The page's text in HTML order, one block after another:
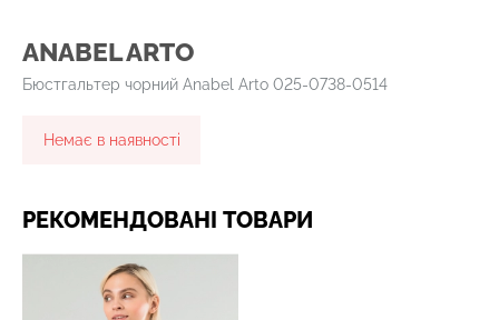
ANABEL ARTO
Бюстгальтер чорний Anabel Arto 025-0738-0514
Немає в наявності
РЕКОМЕНДОВАНІ ТОВАРИ